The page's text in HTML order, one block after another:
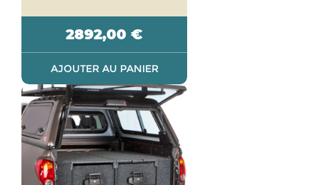
2892,00 €
AJOUTER AU PANIER